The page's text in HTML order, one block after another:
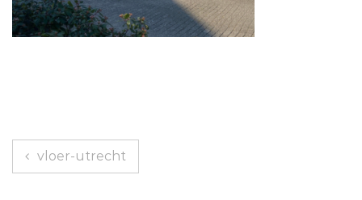
Bericht
navigatie
vloer-utrecht